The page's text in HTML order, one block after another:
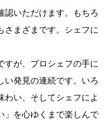
認いただけます。もちろ
さまざまです。シェフに
すが、プロシェフの手に
い発見の連続です。いろ
わい、そしてシェフによ
」を心ゆくまで楽しんで